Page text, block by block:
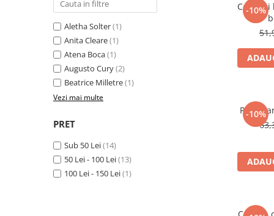
ReConnect
ScienceConnection
Vindecare Spirituala
Aletha Solter(1)
Anita Cleare(1)
Atena Boca(1)
Augusto Cury(2)
Beatrice Milletre(1)
Vezi mai multe
PRET
Sub 50 Lei(14)
50 Lei - 100 Lei(13)
100 Lei - 150 Lei(1)
-10%
Cea
-10%